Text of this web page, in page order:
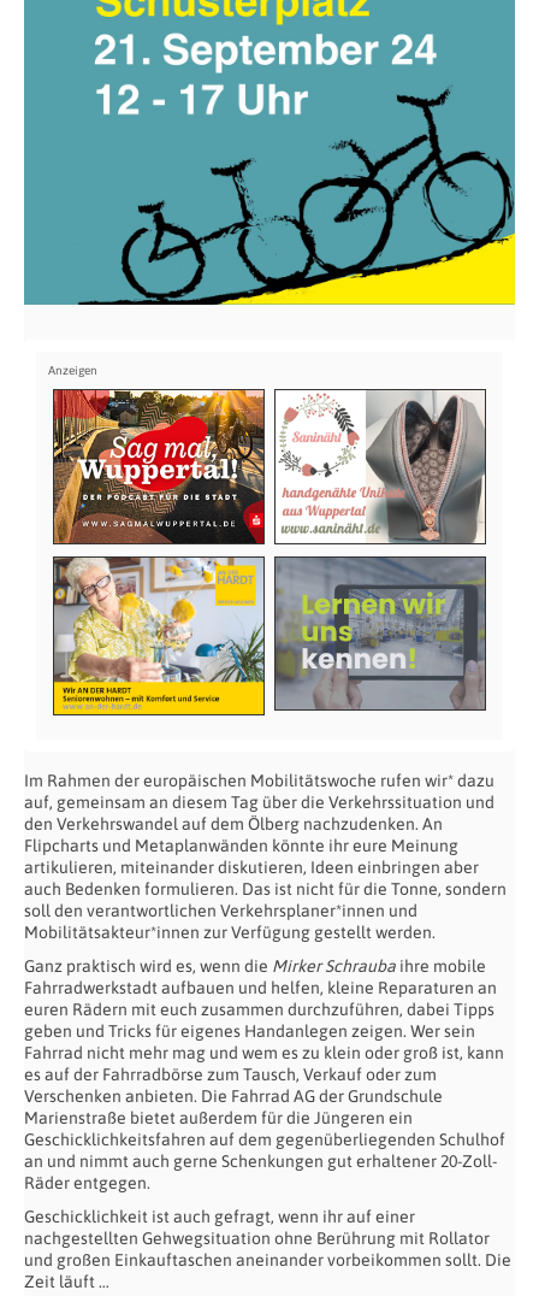
Im Rahmen der europäischen Mobilitätswoche rufen wir* dazu
auf, gemeinsam an diesem Tag über die Verkehrssituation und
den Verkehrswandel auf dem Ölberg nachzudenken. An
Flipcharts und Metaplanwänden könnte ihr eure Meinung
artikulieren, miteinander diskutieren, Ideen einbringen aber
auch Bedenken formulieren. Das ist nicht für die Tonne, sondern
soll den verantwortlichen Verkehrsplaner*innen und
Mobilitätsakteur*innen zur Verfügung gestellt werden.
Ganz praktisch wird es, wenn die Mirker Schrauba ihre mobile
Fahrradwerkstadt aufbauen und helfen, kleine Reparaturen an
euren Rädern mit euch zusammen durchzuführen, dabei Tipps
geben und Tricks für eigenes Handanlegen zeigen. Wer sein
Fahrrad nicht mehr mag und wem es zu klein oder groß ist, kann
es auf der Fahrradbörse zum Tausch, Verkauf oder zum
Verschenken anbieten. Die Fahrrad AG der Grundschule
Marienstraße bietet außerdem für die Jüngeren ein
Geschicklichkeitsfahren auf dem gegenüberliegenden Schulhof
an und nimmt auch gerne Schenkungen gut erhaltener 20-Zoll-
Räder entgegen.
Geschicklichkeit ist auch gefragt, wenn ihr auf einer
nachgestellten Gehwegsituation ohne Berührung mit Rollator
und großen Einkauftaschen aneinander vorbeikommen sollt. Die
Zeit läuft …